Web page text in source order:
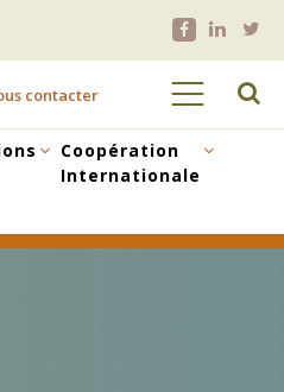
contacter
Coopération
Internationale